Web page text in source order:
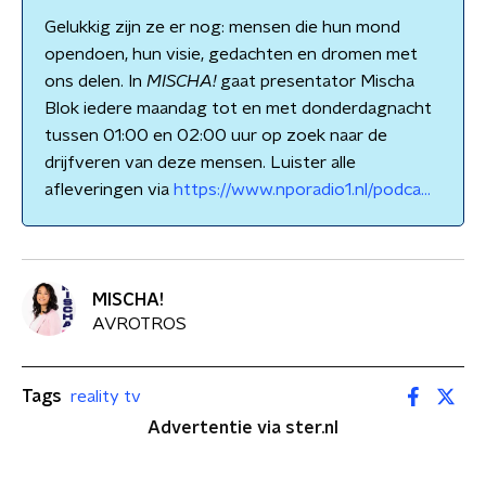
Gelukkig zijn ze er nog: mensen die hun mond
opendoen, hun visie, gedachten en dromen met
ons delen. In MISCHA!gaat presentator Mischa
Blok iedere maandag tot en met donderdagnacht
tussen 01:00 en 02:00 uur op zoek naar de
drijfveren van deze mensen. Luister alle
afleveringen via https://www.nporadio1.nl/podca...
MISCHA!
AVROTROS
Tags reality tv
Advertentie via ster.nl